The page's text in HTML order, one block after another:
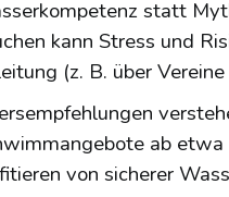
statt
kann Stress und
(z. B. über
ab etwa
von sicherer